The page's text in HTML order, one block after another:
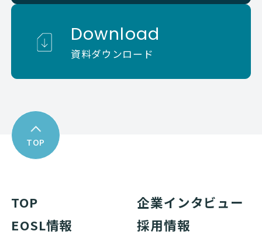
Download
資料ダウンロード
TOP
TOP
企業インタビュー
EOSL情報
採用情報